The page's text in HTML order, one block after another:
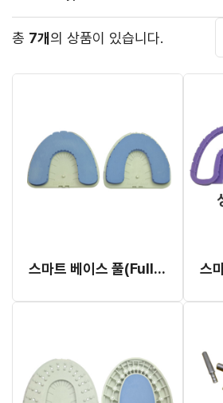
총 7개의 상품이 있습니다.
스마트 베이스 풀(Full) 기성품